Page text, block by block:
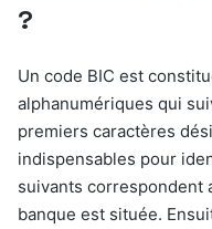
?
Un code BIC est
alphanumériques qui
premiers caractères
indispensables pour
suivants correspondent
banque est située.